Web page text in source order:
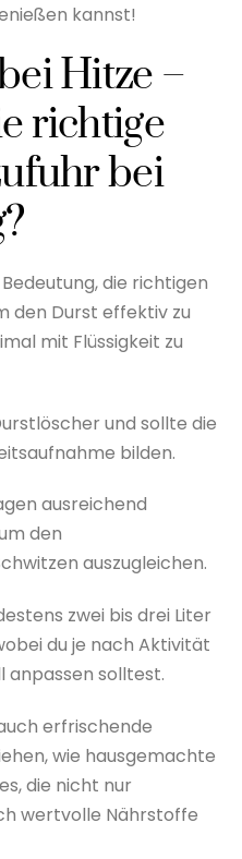
kannst!
Hitze –
richtige
bei
die richtigen
den Durst effektiv zu
mit Flüssigkeit zu
und sollte die
bilden.
ausreichend
den
auszugleichen.
zwei bis drei Liter
du je nach Aktivität
anpassen solltest.
erfrischende
wie hausgemachte
die nicht nur
wertvolle Nährstoffe